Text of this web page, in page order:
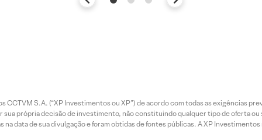
CCTVM S.A. (“XP Investimentos ou XP”) de acordo com todas as exigências
própria decisão de investimento, não constituindo qualquer tipo de oferta
data de sua divulgação e foram obtidas de fontes públicas. A XP